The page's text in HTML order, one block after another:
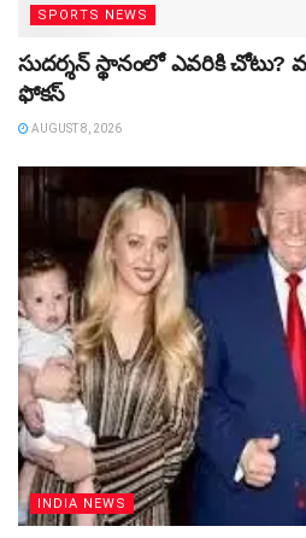
SPORTS NEWS
సుదర్శన్‌ స్థానంలో ఎవరికి చోటు?
ఫోకస్‌
AUGUST 8, 2026
INDIA NEWS